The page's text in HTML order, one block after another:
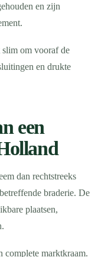
en zijn
slim om vooraf de
en drukte
een
dan rechtstreeks
braderie. De
plaatsen,
complete marktkraam.